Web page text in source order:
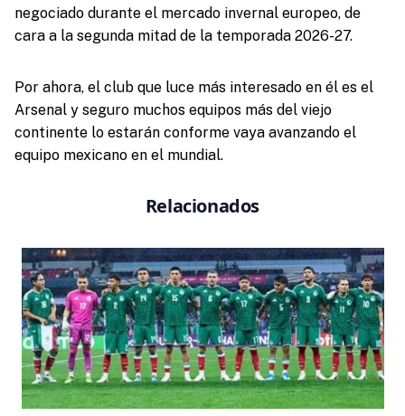
negociado durante el mercado invernal europeo, de
cara a la segunda mitad de la temporada 2026-27.
Por ahora, el club que luce más interesado en él es el
Arsenal y seguro muchos equipos más del viejo
continente lo estarán conforme vaya avanzando el
equipo mexicano en el mundial.
Relacionados